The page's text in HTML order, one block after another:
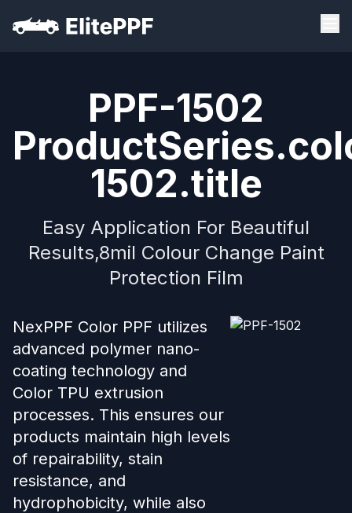
PPF-1502
1502.title
Easy Application For Beautiful
Results,8mil Colour Change Paint
Protection Film
NexPPF Color PPF utilizes
advanced polymer nano-
coating technology and
Color TPU extrusion
processes. This ensures our
products maintain high levels
of repairability, stain
resistance, and
hydrophobicity, while also